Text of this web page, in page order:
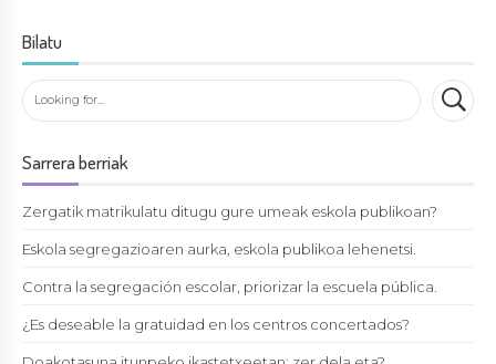
Bilatu
Sarrera berriak
Zergatik matrikulatu ditugu gure umeak eskola publikoan?
Eskola segregazioaren aurka, eskola publikoa lehenetsi.
Contra la segregación escolar, priorizar la escuela pública.
¿Es deseable la gratuidad en los centros concertados?